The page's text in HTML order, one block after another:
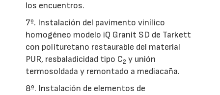
los encuentros.
7º. Instalación del pavimento vinílico
homogéneo modelo iQ Granit SD de Tarkett
con polituretano restaurable del material
PUR, resbaladicidad tipo C2 y unión
termosoldada y remontado a mediacaña.
8º. Instalación de elementos de